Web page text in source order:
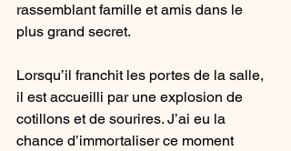
rassemblant famille et amis dans le
plus grand secret.
Lorsqu’il franchit les portes de la salle,
il est accueilli par une explosion de
cotillons et de sourires. J’ai eu la
chance d’immortaliser ce moment